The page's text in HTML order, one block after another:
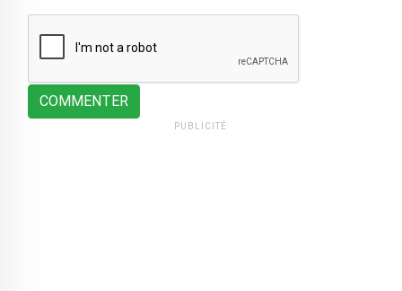
COMMENTER
PUBLICITÉ